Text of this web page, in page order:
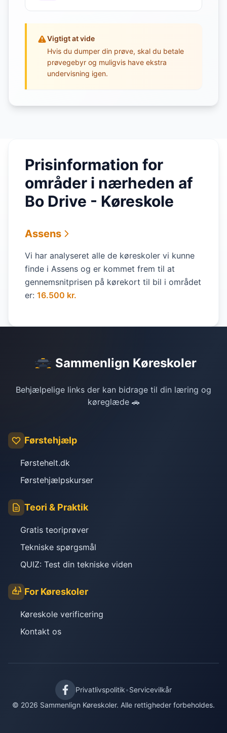
Vigtigt at vide
Hvis du dumper din prøve, skal du betale
prøvegebyr og muligvis have ekstra
undervisning igen.
Prisinformation for
områder i nærheden af
Bo Drive - Køreskole
Assens
Vi har analyseret alle de køreskoler vi kunne
finde i Assens og er kommet frem til at
gennemsnitprisen på kørekort til bil i området
er: 16.500 kr.
Sammenlign Køreskoler
Behjælpelige links der kan bidrage til din læring og
køreglæde 🚗
Førstehjælp
Førstehelt.dk
Førstehjælpskurser
Teori & Praktik
Gratis teoriprøver
Tekniske spørgsmål
QUIZ: Test din tekniske viden
For Køreskoler
Køreskole verificering
Kontakt os
Privatlivspolitik•Servicevilkår
© 2026 Sammenlign Køreskoler. Alle rettigheder forbeholdes.